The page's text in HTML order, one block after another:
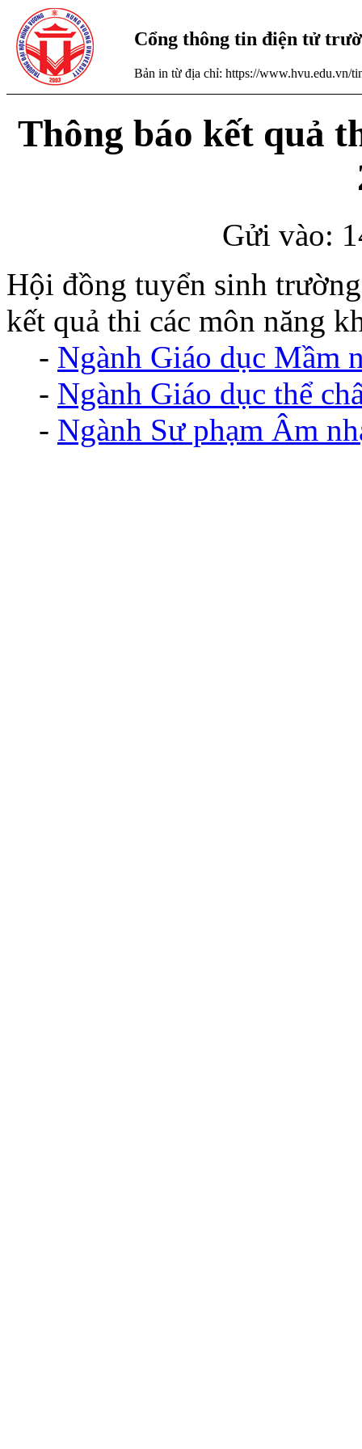
Cổng thông tin điện tử
Bản in từ địa chỉ: https://www.hvu.edu.vn/
Thông báo kết quả
Gửi vào:
Hội đồng tuyển sinh
kết quả thi các môn năng
- Ngành Giáo dục Mầm
- Ngành Giáo dục thể
- Ngành Sư phạm Âm